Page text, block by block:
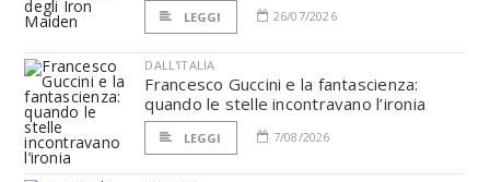
LEGGI 26/07/2026
DALL'ITALIA
Francesco Guccini e la fantascienza:
quando le stelle incontravano l’ironia
LEGGI 7/08/2026